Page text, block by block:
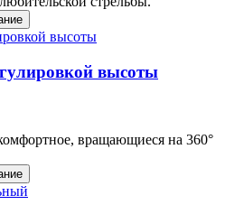
высоты
вращающиеся на 360°